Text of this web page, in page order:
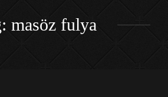
masöz fulya